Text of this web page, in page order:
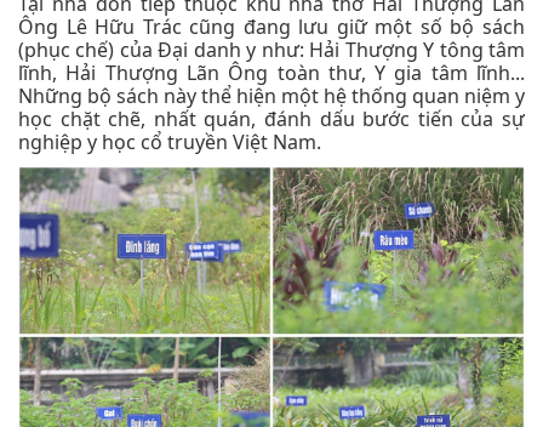
Ông Lê Hữu Trác cũng đang lưu giữ một số bộ sách
(phục chế) của Đại danh y như: Hải Thượng Y tông tâm
lĩnh, Hải Thượng Lãn Ông toàn thư, Y gia tâm lĩnh...
Những bộ sách này thể hiện một hệ thống quan niệm y
học chặt chẽ, nhất quán, đánh dấu bước tiến của sự
nghiệp y học cổ truyền Việt Nam.